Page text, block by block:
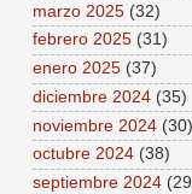
marzo 2025 (32)
febrero 2025 (31)
enero 2025 (37)
diciembre 2024 (35)
noviembre 2024 (30)
octubre 2024 (38)
septiembre 2024